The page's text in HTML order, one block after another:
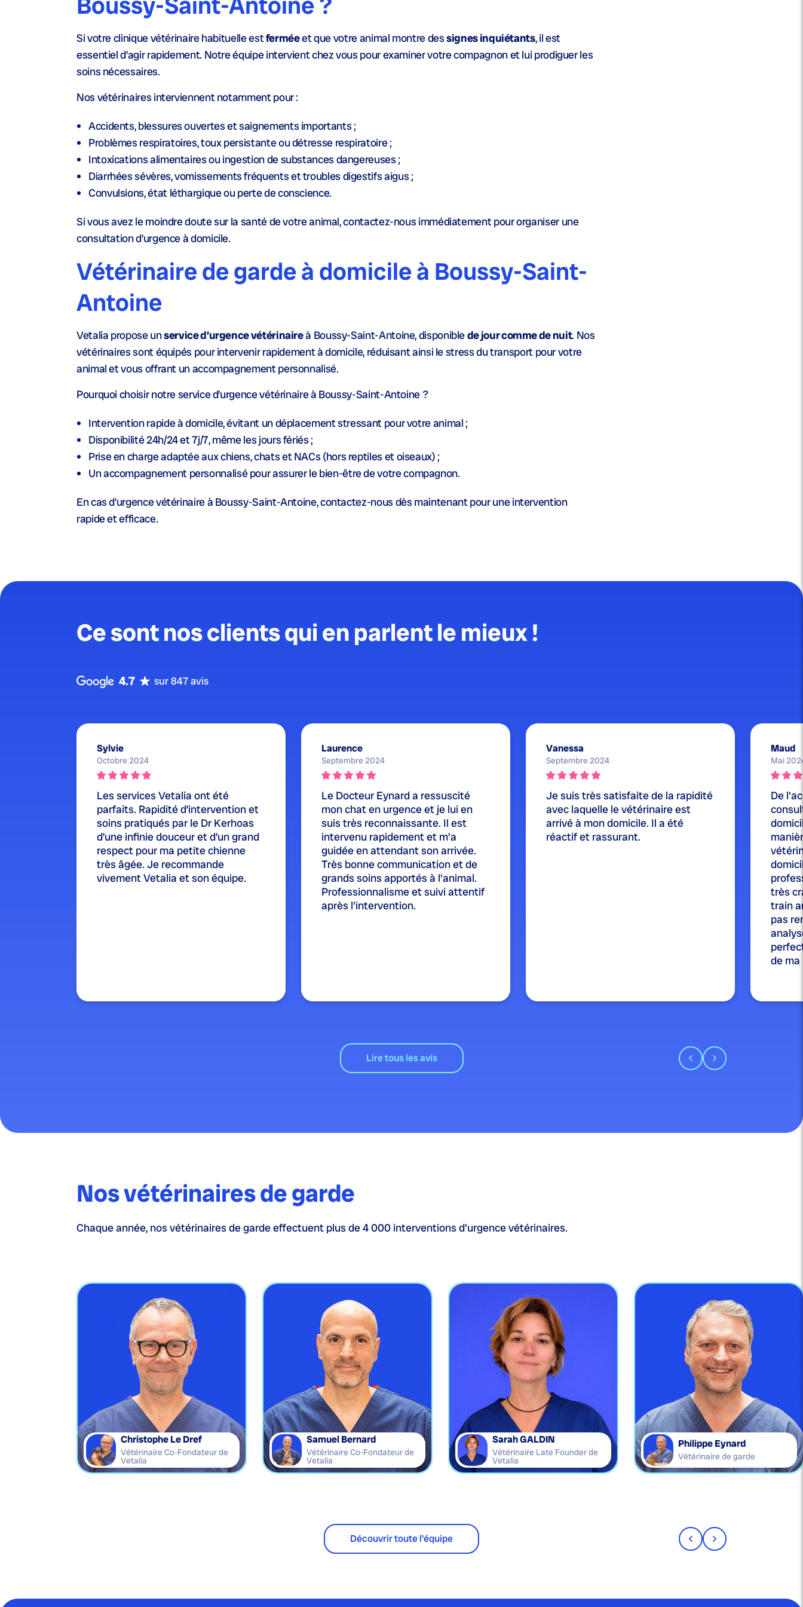
Si votre clinique vétérinaire habituelle estferméeet que votre animal montre dessignes inquiétants, il est
essentiel d’agir rapidement. Notre équipe intervient chez vous pour examiner votre compagnon et lui prodiguer les
soins nécessaires.
Nos vétérinaires interviennent notamment pour :
Accidents, blessures ouvertes et saignements importants ;
Problèmes respiratoires, toux persistante ou détresse respiratoire ;
Intoxications alimentaires ou ingestion de substances dangereuses ;
Diarrhées sévères, vomissements fréquents et troubles digestifs aigus ;
Convulsions, état léthargique ou perte de conscience.
Si vous avez le moindre doute sur la santé de votre animal, contactez-nous immédiatement pour organiser une
consultation d’urgence à domicile.
Vétérinaire de garde à domicile à Boussy-Saint-
Antoine
Vetalia propose unservice d’urgence vétérinaireà Boussy-Saint-Antoine, disponiblede jour comme de nuit. Nos
vétérinaires sont équipés pour intervenir rapidement à domicile, réduisant ainsi le stress du transport pour votre
animal et vous offrant un accompagnement personnalisé.
Pourquoi choisir notre service d’urgence vétérinaire à Boussy-Saint-Antoine ?
Intervention rapideà domicile, évitant un déplacement stressant pour votre animal ;
Disponibilité 24h/24 et 7j/7, même les jours fériés ;
Prise en charge adaptéeaux chiens, chats et NACs (hors reptiles et oiseaux) ;
Un accompagnement personnalisé pour assurer le bien-être de votre compagnon.
En cas d’urgence vétérinaire à Boussy-Saint-Antoine, contactez-nous dès maintenant pour une intervention
rapide et efficace.
Ce sont nos clients qui en parlent le mieux !
4.7 sur 847 avis
Sylvie
Octobre 2024
Les services Vetalia ont été
parfaits. Rapidité d’intervention et
soins pratiqués par le Dr Kerhoas
d’une infinie douceur et d’un grand
respect pour ma petite chienne
très âgée. Je recommande
vivement Vetalia et son équipe.
Laurence
Septembre 2024
Le Docteur Eynard a ressuscité
mon chat en urgence et je lui en
suis très reconnaissante. Il est
intervenu rapidement et m'a
guidée en attendant son arrivée.
Très bonne communication et de
grands soins apportés à l'animal.
Professionnalisme et suivi attentif
après l'intervention.
Vanessa
Septembre 2024
Je suis très satisfaite de la rapidité
avec laquelle le vétérinaire est
arrivé à mon domicile. Il a été
réactif et rassurant.
Maud
Mai
De
très
train
pas
de
Lire tous les avis
Nos vétérinaires de garde
Chaque année, nos vétérinaires de garde effectuent plus de 4 000 interventions d'urgence vétérinaires.
Christophe Le Dref
Vétérinaire Co-Fondateur de
Vetalia
Samuel Bernard
Vétérinaire Co-Fondateur de
Vetalia
Sarah GALDIN
Vétérinaire Late Founder de
Vetalia
Philippe Eynard
Vétérinaire de garde
Découvrir toute l'équipe